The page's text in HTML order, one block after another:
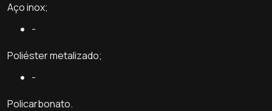
Aço inox;
-
Poliéster metalizado;
-
Policarbonato.